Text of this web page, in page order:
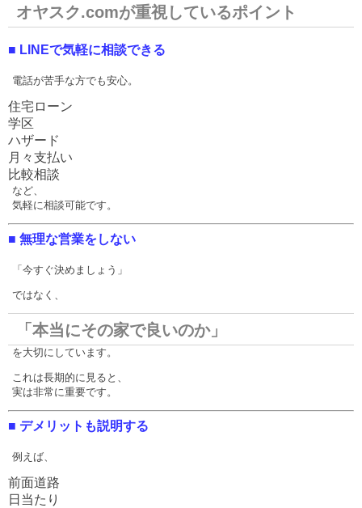
オヤスク.comが重視しているポイント
■ LINEで気軽に相談できる
電話が苦手な方でも安心。
住宅ローン
学区
ハザード
月々支払い
比較相談
など、
気軽に相談可能です。
■ 無理な営業をしない
「今すぐ決めましょう」
ではなく、
「本当にその家で良いのか」
を大切にしています。
これは長期的に見ると、
実は非常に重要です。
■ デメリットも説明する
例えば、
前面道路
日当たり